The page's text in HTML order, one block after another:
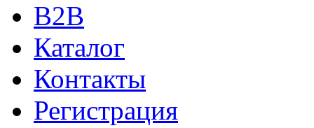
B2B
Каталог
Контакты
Регистрация